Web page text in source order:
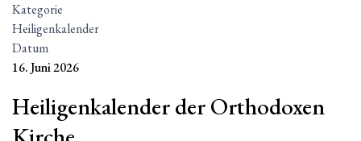
Kategorie
Heiligenkalender
Datum
16. Juni 2026
Heiligenkalender der Orthodoxen